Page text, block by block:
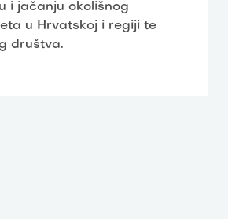
i jačanju okolišnog
u Hrvatskoj i regiji te
društva.